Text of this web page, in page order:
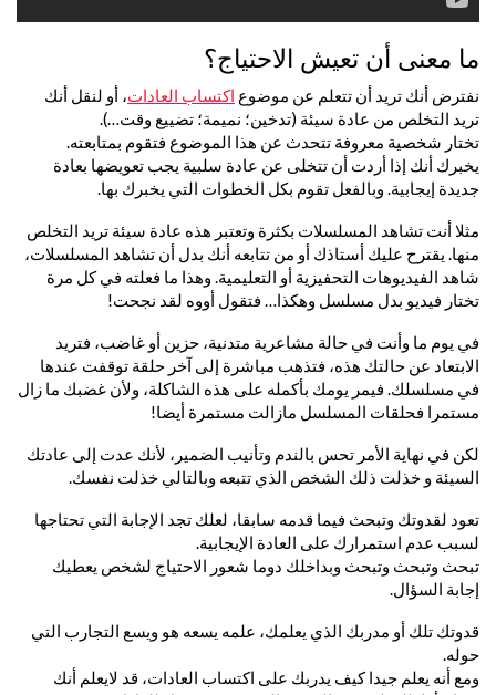
ما معنى أن تعيش الاحتياج؟
نفترض أنك تريد أن تتعلم عن موضوع اكتساب العادات، أو لنقل أنك
تريد التخلص من عادة سيئة (تدخين؛ نميمة؛ تضييع وقت…).
تختار شخصية معروفة تتحدث عن هذا الموضوع فتقوم بمتابعته.
يخبرك أنك إذا أردت أن تتخلى عن عادة سلبية يجب تعويضها بعادة
جديدة إيجابية. وبالفعل تقوم بكل الخطوات التي يخبرك بها.
مثلا أنت تشاهد المسلسلات بكثرة وتعتبر هذه عادة سيئة تريد التخلص
منها. يقترح عليك أستاذك أو من تتابعه أنك بدل أن تشاهد المسلسلات،
شاهد الفيديوهات التحفيزية أو التعليمية. وهذا ما فعلته في كل مرة
تختار فيديو بدل مسلسل وهكذا… فتقول أووه لقد نجحت!
في يوم ما وأنت في حالة مشاعرية متدنية، حزين أو غاضب، فتريد
الابتعاد عن حالتك هذه، فتذهب مباشرة إلى آخر حلقة توقفت عندها
في مسلسلك. فيمر يومك بأكمله على هذه الشاكلة، ولأن غضبك ما زال
مستمرا فحلقات المسلسل مازالت مستمرة أيضا!
لكن في نهاية الأمر تحس بالندم وتأنيب الضمير، لأنك عدت إلى عادتك
السيئة و خذلت ذلك الشخص الذي تتبعه وبالتالي خذلت نفسك.
تعود لقدوتك وتبحث فيما قدمه سابقا، لعلك تجد الإجابة التي تحتاجها
لسبب عدم استمرارك على العادة الإيجابية.
تبحث وتبحث وتبحث وبداخلك دوما شعور الاحتياج لشخص يعطيك
إجابة السؤال.
قدوتك تلك أو مدربك الذي يعلمك، علمه يسعه هو ويسع التجارب التي
حوله.
ومع أنه يعلم جيدا كيف يدربك على اكتساب العادات، قد لايعلم أنك